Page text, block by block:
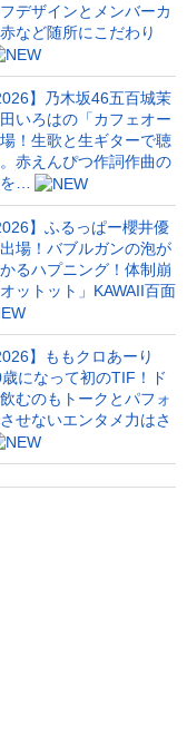
デザインとメンバーカ
など随所にこだわり
】乃木坂46五百城茉
いろはの「カフェオー
！生歌と生ギターで聴
赤えんぴつ作詞作曲の
…
】ふるっぱー櫻井優
場！バブルガンの泡が
るハプニング！体制崩
ットット」KAWAII百面
】ももクロあーり
になって初のTIF！ド
むのもトークとパフォ
せないエンタメ力はさ